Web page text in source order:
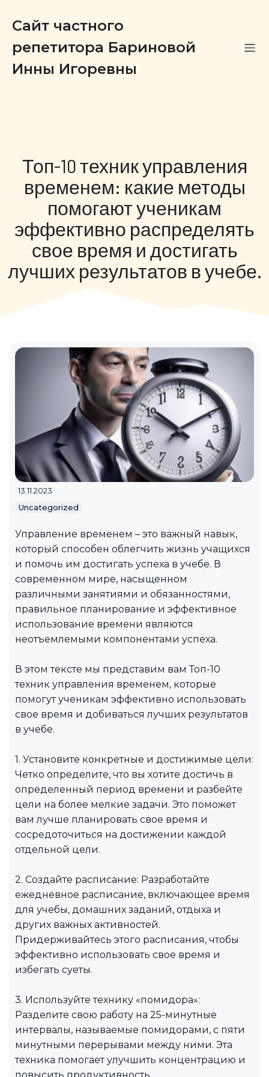
Сайт частного
репетитора Бариновой
Инны Игоревны
Топ-10 техник управления
временем: какие методы
помогают ученикам
эффективно распределять
свое время и достигать
лучших результатов в учебе.
13.11.2023
Uncategorized
Управление временем – это важный навык,
который способен облегчить жизнь учащихся
и помочь им достигать успеха в учебе. В
современном мире, насыщенном
различными занятиями и обязанностями,
правильное планирование и эффективное
использование времени являются
неотъемлемыми компонентами успеха.
В этом тексте мы представим вам Топ-10
техник управления временем, которые
помогут ученикам эффективно использовать
свое время и добиваться лучших результатов
в учебе.
1. Установите конкретные и достижимые цели:
Четко определите, что вы хотите достичь в
определенный период времени и разбейте
цели на более мелкие задачи. Это поможет
вам лучше планировать свое время и
сосредоточиться на достижении каждой
отдельной цели.
2. Создайте расписание: Разработайте
ежедневное расписание, включающее время
для учебы, домашних заданий, отдыха и
других важных активностей.
Придерживайтесь этого расписания, чтобы
эффективно использовать свое время и
избегать суеты.
3. Используйте технику «помидора»:
Разделите свою работу на 25-минутные
интервалы, называемые помидорами, с пяти
минутными перерывами между ними. Эта
техника помогает улучшить концентрацию и